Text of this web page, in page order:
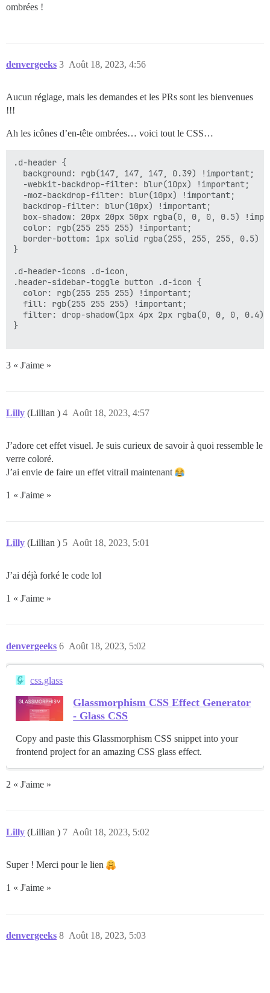
ombrées !
denvergeeks Août 18, 2023, 4:56
3
Aucun réglage, mais les demandes et les PRs sont les bienvenues
!!!
Ah les icônes d’en-tête ombrées… voici tout le CSS…
.d-header {
  background: rgb(147, 147, 147, 0.39) !important;
  -webkit-backdrop-filter: blur(10px) !important;
  -moz-backdrop-filter: blur(10px) !important;
  backdrop-filter: blur(10px) !important;
box-shadow: 20px 20px 50px rgba(0, 0, 0, 0.5)
  color: rgb(255 255 255) !important;
border-bottom: 1px solid rgba(255, 255, 255, 0.5)
}
.d-header-icons .d-icon,
.header-sidebar-toggle button .d-icon {
  color: rgb(255 255 255) !important;
  fill: rgb(255 255 255) !important;
filter: drop-shadow(1px 4px 2px rgba(0, 0, 0,
}
3 « J'aime »
Lilly (Lillian ) Août 18, 2023, 4:57
4
J’adore cet effet visuel. Je suis curieux de savoir à quoi ressemble le
verre coloré.
J’ai envie de faire un effet vitrail maintenant
1 « J'aime »
Lilly (Lillian ) Août 18, 2023, 5:01
5
J’ai déjà forké le code lol
1 « J'aime »
denvergeeks Août 18, 2023, 5:02
6
css.glass
Glassmorphism CSS Effect Generator
- Glass CSS
Copy and paste this Glassmorphism CSS snippet into your
frontend project for an amazing CSS glass effect.
2 « J'aime »
Lilly (Lillian ) Août 18, 2023, 5:02
7
Super ! Merci pour le lien
1 « J'aime »
denvergeeks Août 18, 2023, 5:03
8